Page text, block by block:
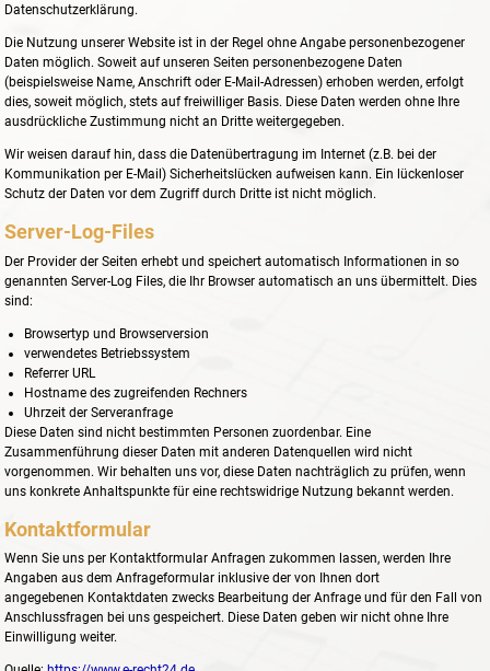
Datenschutzerklärung.
Die Nutzung unserer Website ist in der Regel ohne Angabe personenbezogener
Daten möglich. Soweit auf unseren Seiten personenbezogene Daten
(beispielsweise Name, Anschrift oder E-Mail-Adressen) erhoben werden, erfolgt
dies, soweit möglich, stets auf freiwilliger Basis. Diese Daten werden ohne Ihre
ausdrückliche Zustimmung nicht an Dritte weitergegeben.
Wir weisen darauf hin, dass die Datenübertragung im Internet (z.B. bei der
Kommunikation per E-Mail) Sicherheitslücken aufweisen kann. Ein lückenloser
Schutz der Daten vor dem Zugriff durch Dritte ist nicht möglich.
Server-Log-Files
Der Provider der Seiten erhebt und speichert automatisch Informationen in so
genannten Server-Log Files, die Ihr Browser automatisch an uns übermittelt. Dies
sind:
Browsertyp und Browserversion
verwendetes Betriebssystem
Referrer URL
Hostname des zugreifenden Rechners
Uhrzeit der Serveranfrage
Diese Daten sind nicht bestimmten Personen zuordenbar. Eine
Zusammenführung dieser Daten mit anderen Datenquellen wird nicht
vorgenommen. Wir behalten uns vor, diese Daten nachträglich zu prüfen, wenn
uns konkrete Anhaltspunkte für eine rechtswidrige Nutzung bekannt werden.
Kontaktformular
Wenn Sie uns per Kontaktformular Anfragen zukommen lassen, werden Ihre
Angaben aus dem Anfrageformular inklusive der von Ihnen dort
angegebenen Kontaktdaten zwecks Bearbeitung der Anfrage und für den Fall von
Anschlussfragen bei uns gespeichert. Diese Daten geben wir nicht ohne Ihre
Einwilligung weiter.